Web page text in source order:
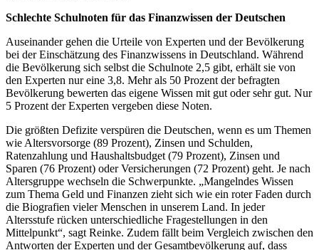
Schlechte Schulnoten für das Finanzwissen der Deutschen
Auseinander gehen die Urteile von Experten und der Bevölkerung
bei der Einschätzung des Finanzwissens in Deutschland. Während
die Bevölkerung sich selbst die Schulnote 2,5 gibt, erhält sie von
den Experten nur eine 3,8. Mehr als 50 Prozent der befragten
Bevölkerung bewerten das eigene Wissen mit gut oder sehr gut. Nur
5 Prozent der Experten vergeben diese Noten.
Die größten Defizite verspüren die Deutschen, wenn es um Themen
wie Altersvorsorge (89 Prozent), Zinsen und Schulden,
Ratenzahlung und Haushaltsbudget (79 Prozent), Zinsen und
Sparen (76 Prozent) oder Versicherungen (72 Prozent) geht. Je nach
Altersgruppe wechseln die Schwerpunkte. „Mangelndes Wissen
zum Thema Geld und Finanzen zieht sich wie ein roter Faden durch
die Biografien vieler Menschen in unserem Land. In jeder
Altersstufe rücken unterschiedliche Fragestellungen in den
Mittelpunkt“, sagt Reinke. Zudem fällt beim Vergleich zwischen den
Antworten der Experten und der Gesamtbevölkerung auf, dass